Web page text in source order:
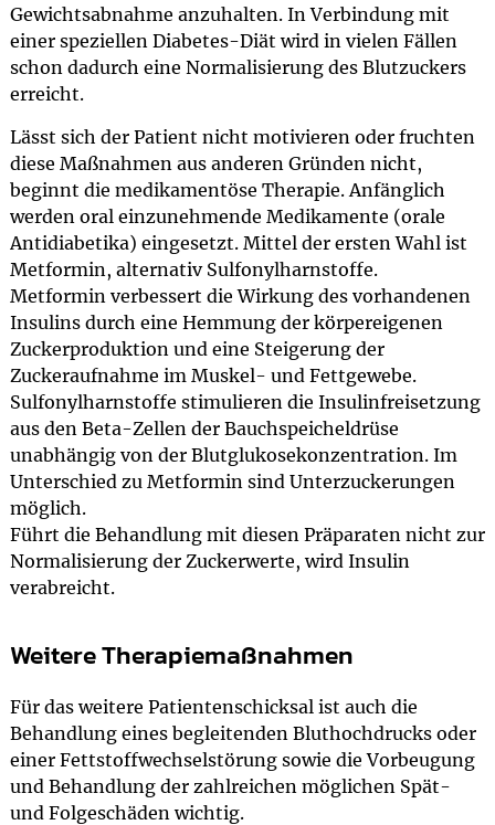
Gewichtsabnahme anzuhalten. In Verbindung mit
einer speziellen Diabetes-Diät wird in vielen Fällen
schon dadurch eine Normalisierung des Blutzuckers
erreicht.
Lässt sich der Patient nicht motivieren oder fruchten
diese Maßnahmen aus anderen Gründen nicht,
beginnt die medikamentöse Therapie. Anfänglich
werden oral einzunehmende Medikamente (orale
Antidiabetika) eingesetzt. Mittel der ersten Wahl ist
Metformin, alternativ Sulfonylharnstoffe.
Metformin verbessert die Wirkung des vorhandenen
Insulins durch eine Hemmung der körpereigenen
Zuckerproduktion und eine Steigerung der
Zuckeraufnahme im Muskel- und Fettgewebe.
Sulfonylharnstoffe stimulieren die Insulinfreisetzung
aus den Beta-Zellen der Bauchspeicheldrüse
unabhängig von der Blutglukosekonzentration. Im
Unterschied zu Metformin sind Unterzuckerungen
möglich.
Führt die Behandlung mit diesen Präparaten nicht zur
Normalisierung der Zuckerwerte, wird Insulin
verabreicht.
Weitere Therapiemaßnahmen
Für das weitere Patientenschicksal ist auch die
Behandlung eines begleitenden Bluthochdrucks oder
einer Fettstoffwechselstörung sowie die Vorbeugung
und Behandlung der zahlreichen möglichen Spät-
und Folgeschäden wichtig.